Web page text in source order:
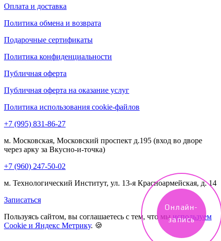
Оплата и доставка
Политика обмена и возврата
Подарочные сертификаты
Политика конфиденциальности
Публичная оферта
Публичная оферта на оказание услуг
Политика использования cookie-файлов
+7 (995) 831-86-27‬
м. Московская, Московский проспект д.195 (вход во дворе
через арку за Вкусно-и-точка)
+7 (960) 247-50-02
м. Технологический Институт, ул. 13-я Красноармейская, д. 14
Записаться
Пользуясь сайтом, вы соглашаетесь с тем, что мыиспользуем
Cookie и Яндекс Метрику. 🍪
Онлайн-
запись